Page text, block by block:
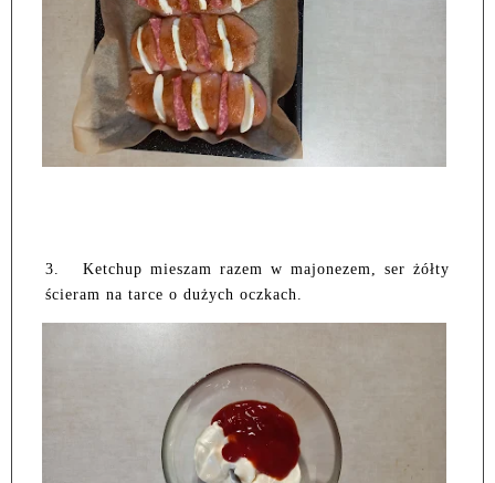
3.
Ketchup mieszam razem w majonezem, ser żółty
ścieram na tarce o dużych oczkach.